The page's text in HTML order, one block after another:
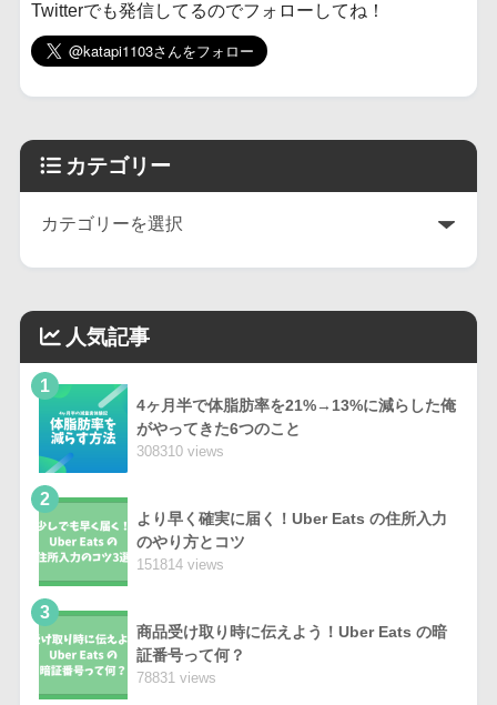
Twitterでも発信してるのでフォローしてね！
カテゴリー
人気記事
1
4ヶ月半で体脂肪率を21%→13%に減らした俺
がやってきた6つのこと
308310 views
2
より早く確実に届く！Uber Eats の住所入力
のやり方とコツ
151814 views
3
商品受け取り時に伝えよう！Uber Eats の暗
証番号って何？
78831 views